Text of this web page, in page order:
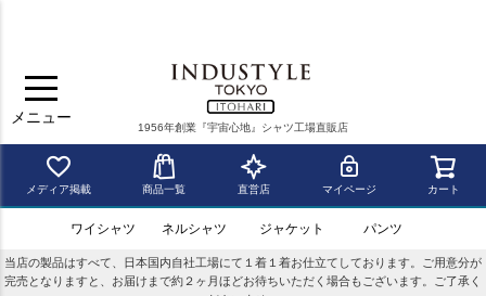
メニュー
1956年創業『宇宙心地』シャツ工場直販店
メディア掲載 商品一覧 直営店 マイページ カート
ワイシャツ ネルシャツ ジャケット パンツ
当店の製品はすべて、日本国内自社工場にて１着１着お仕立てしております。ご用意分が
完売となりますと、お届けまで約２ヶ月ほどお待ちいただく場合もございます。ご了承く